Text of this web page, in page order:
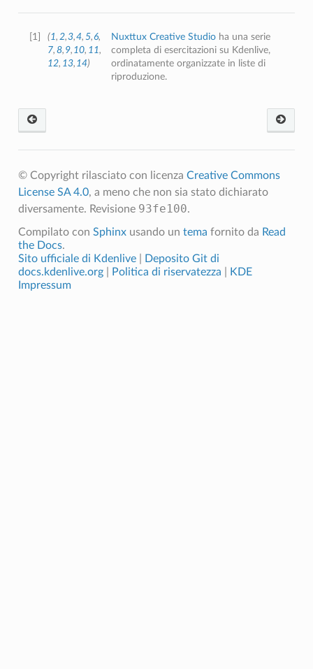
1 (1, 2,3,4, 5, 6,
7, 8, 9, 10, 11,
12, 13, 14)
Nuxttux Creative Studioha una serie
completa di esercitazioni su Kdenlive,
ordinatamente organizzate in liste di
riproduzione.
© Copyright rilasciato con licenza Creative Commons
License SA 4.0, a meno che non sia stato dichiarato
diversamente. Revisione 93fe100.
Compilato con Sphinxusando un tema fornito da Read
the Docs.
Sito ufficiale di Kdenlive|
Deposito Git di
docs.kdenlive.org
Politica di riservatezza
KDE
Impressum